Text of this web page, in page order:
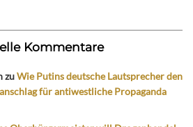
Kommentare
zuWie Putins deutsche Lautsprecher den
für antiwestliche Propaganda